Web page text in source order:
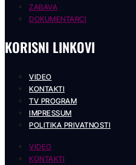
ZABAVA
DOKUMENTARCI
KORISNI LINKOVI
VIDEO
KONTAKTI
TV PROGRAM
IMPRESSUM
POLITIKA PRIVATNOSTI
VIDEO
KONTAKTI